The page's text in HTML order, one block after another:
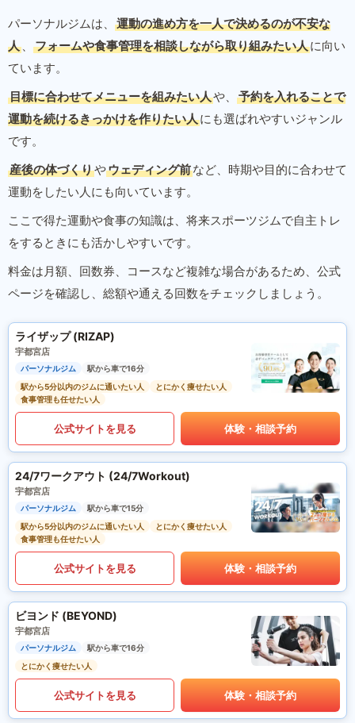
パーソナルジムは、
運動の進め方を一人で決めるのが不安な
人 、 フォームや食事管理を相談しながら取り組みたい人に向い
ています。
目標に合わせてメニューを組みたい人や、
予約を入れることで
運動を続けるきっかけを作りたい人にも選ばれやすいジャンル
です。
産後の体づくりやウェディング前など、時期や目的に合わせて
運動をしたい人にも向いています。
ここで得た運動や食事の知識は、将来スポーツジムで自主トレ
をするときにも活かしやすいです。
料金は月額、回数券、コースなど複雑な場合があるため、公式
ページを確認し、総額や通える回数をチェックしましょう。
ライザップ (RIZAP)
宇都宮店
パーソナルジム
駅から車で16分
駅から5分以内のジムに通いたい人
とにかく痩せたい人
食事管理も任せたい人
公式サイトを見る 体験・相談予約
24/7ワークアウト (24/7Workout)
宇都宮店
パーソナルジム
駅から車で15分
駅から5分以内のジムに通いたい人
とにかく痩せたい人
食事管理も任せたい人
公式サイトを見る 体験・相談予約
ビヨンド (BEYOND)
宇都宮店
パーソナルジム
駅から車で16分
とにかく痩せたい人
公式サイトを見る 体験・相談予約